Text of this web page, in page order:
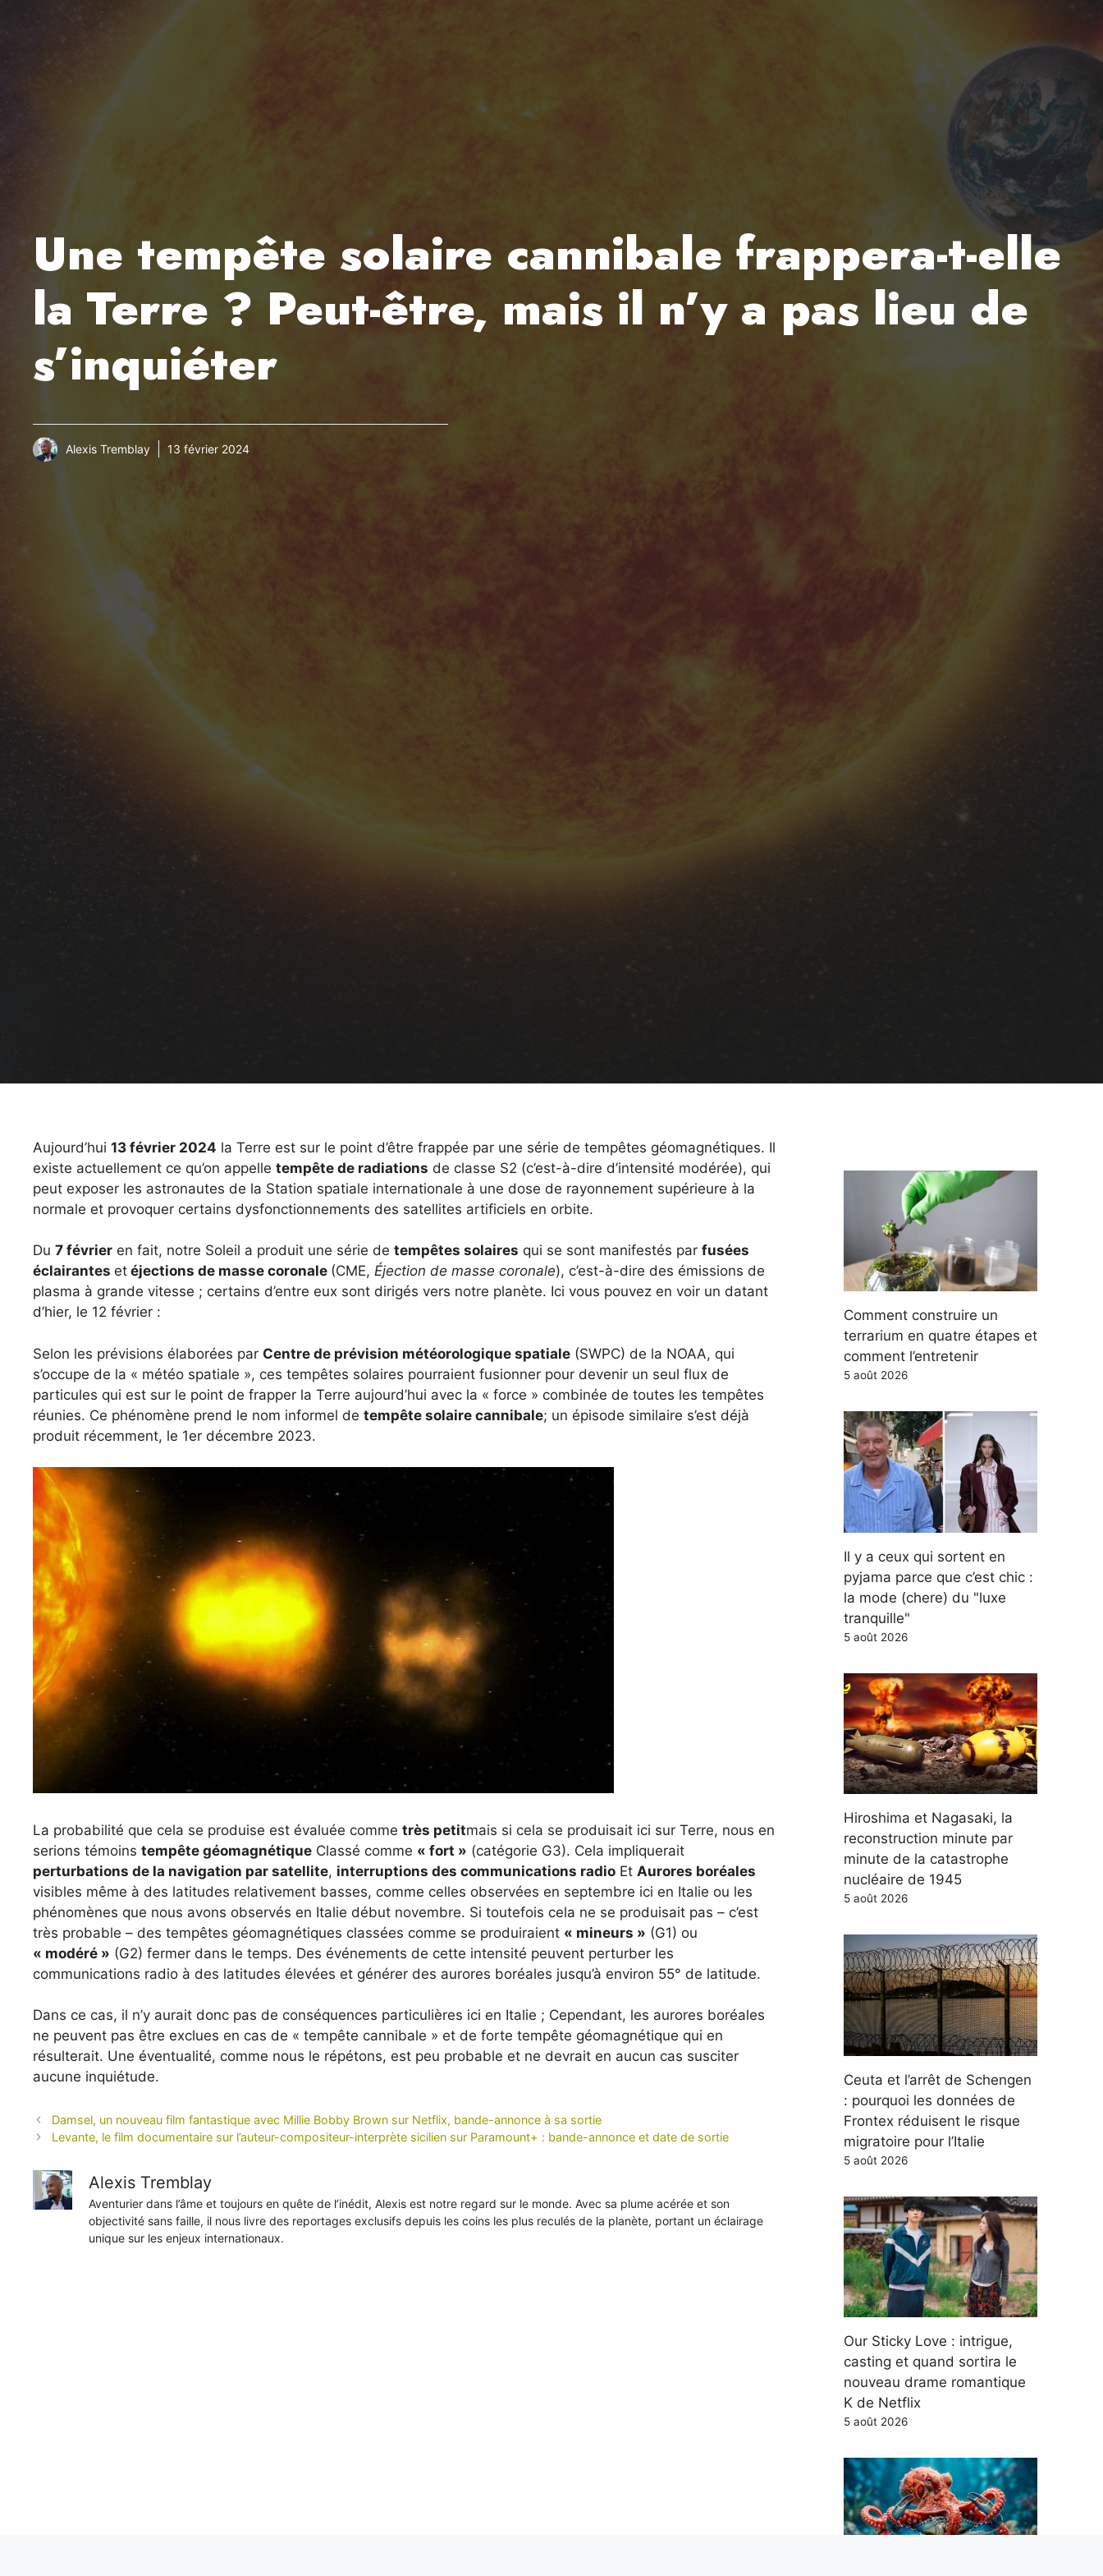
Une tempête solaire cannibale frappera-t-elle
la Terre ? Peut-être, mais il n’y a pas lieu de
s’inquiéter
Alexis Tremblay 13 février 2024
Aujourd’hui 13 février 2024 la Terre est sur le point d’être frappée par une série de tempêtes géomagnétiques. Il
existe actuellement ce qu’on appelle tempête de radiations de classe S2 (c’est-à-dire d’intensité modérée), qui
peut exposer les astronautes de la Station spatiale internationale à une dose de rayonnement supérieure à la
normale et provoquer certains dysfonctionnements des satellites artificiels en orbite.
Du 7 février en fait, notre Soleil a produit une série de tempêtes solaires qui se sont manifestés par fusées
éclairantes et éjections de masse coronale (CME, Éjection de masse coronale), c’est-à-dire des émissions de
plasma à grande vitesse ; certains d’entre eux sont dirigés vers notre planète. Ici vous pouvez en voir un datant
d’hier, le 12 février :
Selon les prévisions élaborées par Centre de prévision météorologique spatiale (SWPC) de la NOAA, qui
s’occupe de la « météo spatiale », ces tempêtes solaires pourraient fusionner pour devenir un seul flux de
particules qui est sur le point de frapper la Terre aujourd’hui avec la « force » combinée de toutes les tempêtes
réunies. Ce phénomène prend le nom informel de tempête solaire cannibale; un épisode similaire s’est déjà
produit récemment, le 1er décembre 2023.
La probabilité que cela se produise est évaluée comme très petitmais si cela se produisait ici sur Terre, nous en
serions témoins tempête géomagnétique Classé comme « fort » (catégorie G3). Cela impliquerait
perturbations de la navigation par satellite, interruptions des communications radio Et Aurores boréales
visibles même à des latitudes relativement basses, comme celles observées en septembre ici en Italie ou les
phénomènes que nous avons observés en Italie début novembre. Si toutefois cela ne se produisait pas – c’est
très probable – des tempêtes géomagnétiques classées comme se produiraient « mineurs » (G1) ou
« modéré » (G2) fermer dans le temps. Des événements de cette intensité peuvent perturber les
communications radio à des latitudes élevées et générer des aurores boréales jusqu’à environ 55° de latitude.
Dans ce cas, il n’y aurait donc pas de conséquences particulières ici en Italie ; Cependant, les aurores boréales
ne peuvent pas être exclues en cas de « tempête cannibale » et de forte tempête géomagnétique qui en
résulterait. Une éventualité, comme nous le répétons, est peu probable et ne devrait en aucun cas susciter
aucune inquiétude.
Damsel, un nouveau film fantastique avec Millie Bobby Brown sur Netflix, bande-annonce à sa sortie
Levante, le film documentaire sur l’auteur-compositeur-interprète sicilien sur Paramount+ : bande-annonce et date de sortie
Alexis Tremblay
Aventurier dans l’âme et toujours en quête de l’inédit, Alexis est notre regard sur le monde. Avec sa plume acérée et son
objectivité sans faille, il nous livre des reportages exclusifs depuis les coins les plus reculés de la planète, portant un éclairage
unique sur les enjeux internationaux.
Comment construire un
terrarium en quatre étapes et
comment l’entretenir
5 août 2026
Il y a ceux qui sortent en
pyjama parce que c’est chic :
la mode (chere) du "luxe
tranquille"
5 août 2026
Hiroshima et Nagasaki, la
reconstruction minute par
minute de la catastrophe
nucléaire de 1945
5 août 2026
Ceuta et l’arrêt de Schengen
: pourquoi les données de
Frontex réduisent le risque
migratoire pour l’Italie
5 août 2026
Our Sticky Love : intrigue,
casting et quand sortira le
nouveau drame romantique
K de Netflix
5 août 2026